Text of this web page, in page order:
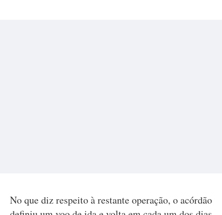
No que diz respeito à restante operação, o acórdão